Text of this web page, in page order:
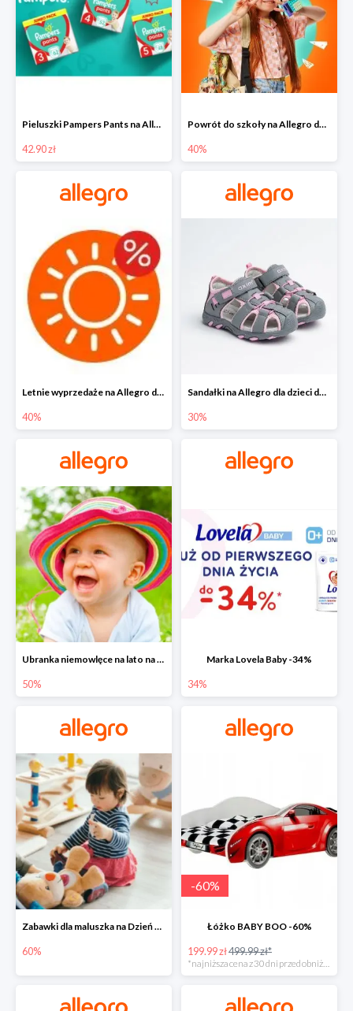
Pieluszki Pampers Pants na Allegro od 42,90 zł
42.90 zł
Powrót do szkoły na Allegro do -40%
40%
Letnie wyprzedaże na Allegro do -40%
40%
Sandałki na Allegro dla dzieci do -30%
30%
Ubranka niemowlęce na lato na Allegro do -50%
50%
Marka Lovela Baby -34%
34%
Zabawki dla maluszka na Dzień Dziecka na Allegro do -60%
60%
-60%
Łóżko BABY BOO -60%
199.99 zł499.99 zł*
*najniższa cena z 30 dni przed obniżką